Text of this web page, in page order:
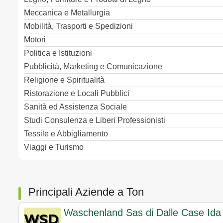
Meccanica e Metallurgia
Mobilità, Trasporti e Spedizioni
Motori
Politica e Istituzioni
Pubblicità, Marketing e Comunicazione
Religione e Spiritualità
Ristorazione e Locali Pubblici
Sanità ed Assistenza Sociale
Studi Consulenza e Liberi Professionisti
Tessile e Abbigliamento
Viaggi e Turismo
Principali Aziende a Ton
Waschenland Sas di Dalle Case